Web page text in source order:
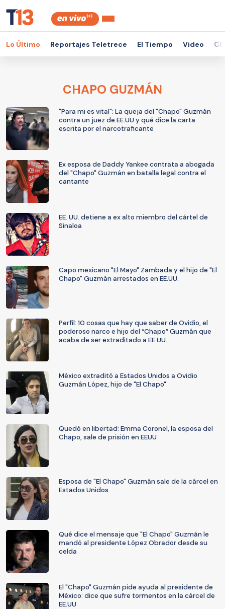
Lo Último Reportajes Teletrece El Tiempo Video
CHAPO GUZMÁN
"Para mi es vital": La queja del "Chapo" Guzmán
contra un juez de EE.UU y qué dice la carta
escrita por el narcotraficante
Ex esposa de Daddy Yankee contrata a abogada
del "Chapo" Guzmán en batalla legal contra el
cantante
EE. UU. detiene a ex alto miembro del cártel de
Sinaloa
Capo mexicano "El Mayo" Zambada y el hijo de "El
Chapo" Guzmán arrestados en EE.UU.
Perfil: 10 cosas que hay que saber de Ovidio, el
poderoso narco e hijo del “Chapo” Guzmán que
acaba de ser extraditado a EE.UU.
México extraditó a Estados Unidos a Ovidio
Guzmán López, hijo de "El Chapo"
Quedó en libertad: Emma Coronel, la esposa del
Chapo, sale de prisión en EEUU
Esposa de "El Chapo" Guzmán sale de la cárcel en
Estados Unidos
Qué dice el mensaje que "El Chapo" Guzmán le
mandó al presidente López Obrador desde su
celda
El "Chapo" Guzmán pide ayuda al presidente de
México: dice que sufre tormentos en la cárcel de
EE.UU